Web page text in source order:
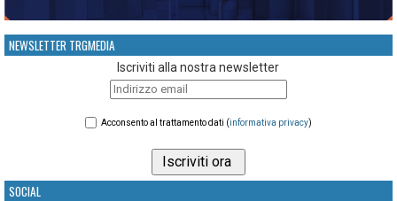
NEWSLETTER TRGMEDIA
Iscriviti alla nostra newsletter
Acconsento al trattamento dati (informativa privacy)
SOCIAL